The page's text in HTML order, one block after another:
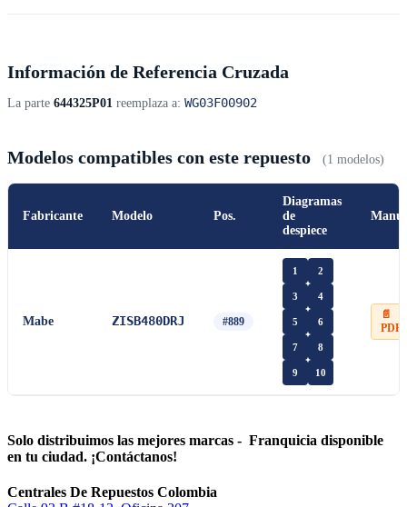
Información de Referencia Cruzada
La parte 644325P01 reemplaza a: WG03F00902
Modelos compatibles con este repuesto (1 modelos)
Fabricante Modelo Pos.
Diagramas
de
despiece
Mabe ZISB480DRJ #889
1 2
3 4
5 6
7 8
9 10
📄
PDF
Solo distribuimos las mejores marcas - Franquicia disponible
en tu ciudad. ¡Contáctanos!
Centrales De Repuestos Colombia